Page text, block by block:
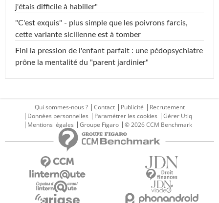
j'étais difficile à habiller"
"C'est exquis" - plus simple que les poivrons farcis,
cette variante sicilienne est à tomber
Fini la pression de l'enfant parfait : une pédopsychiatre
prône la mentalité du "parent jardinier"
Qui sommes-nous ? Contact Publicité
Recrutement
Données personnelles
Paramétrer les cookies
Gérer Utiq
Mentions légales
Groupe Figaro © 2026 CCM Benchmark